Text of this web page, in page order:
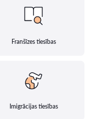
Franšīzes tiesības
Imigrācijas tiesības